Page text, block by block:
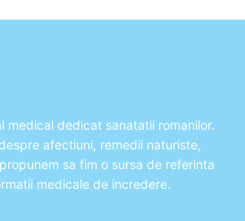
medical dedicat sanatatii romanilor.
afectiuni, remedii naturiste,
sa fim o sursa de referinta
medicale de incredere.